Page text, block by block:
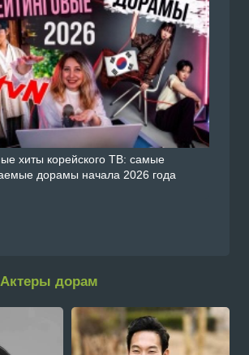
хиты корейского ТВ: самые
дорамы начала 2026 года
дорам